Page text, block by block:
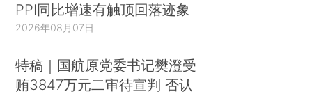
PPI同比增速有触顶回落迹象
2026年08月07日
特稿｜国航原党委书记樊澄受
贿3847万元二审待宣判 否认